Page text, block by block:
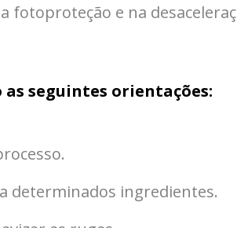
e na
as seguintes orientações:
determinados ingredientes.